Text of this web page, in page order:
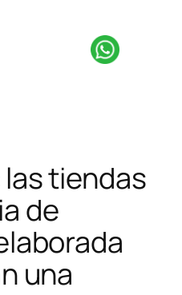
tiendas
de
una